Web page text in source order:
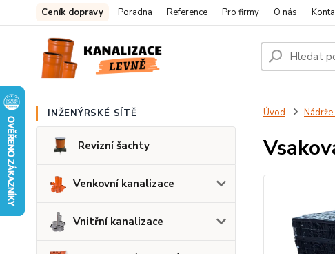
Ceník dopravy Poradna Reference Pro firmy O nás
INŽENÝRSKÉ SÍTĚ
Revizní šachty
Venkovní kanalizace
Vnitřní kanalizace
Úvod